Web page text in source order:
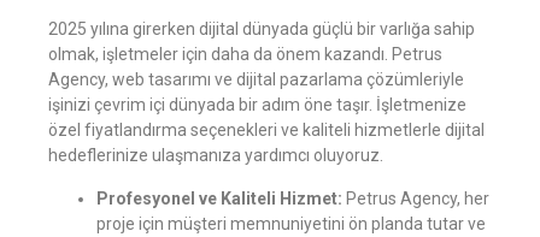
2025 yılına girerken dijital dünyada güçlü bir varlığa sahip
olmak, işletmeler için daha da önem kazandı. Petrus
Agency, web tasarımı ve dijital pazarlama çözümleriyle
işinizi çevrim içi dünyada bir adım öne taşır. İşletmenize
özel fiyatlandırma seçenekleri ve kaliteli hizmetlerle dijital
hedeflerinize ulaşmanıza yardımcı oluyoruz.
Profesyonel ve Kaliteli Hizmet: Petrus Agency, her
proje için müşteri memnuniyetini ön planda tutar ve